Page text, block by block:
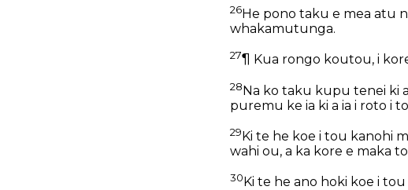
26He pono taku e mea atu
whakamutunga.
27¶ Kua rongo koutou, i
28Na ko taku kupu tenei ki
puremu ke ia ki a ia i roto i
29 Ki te he koe i tou kanohi
wahi ou, a ka kore e maka
30 Ki te he ano hoki koe i